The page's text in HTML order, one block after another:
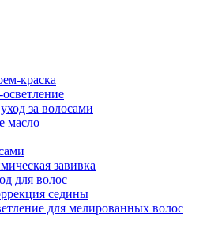
краска
за волосами
масло
завивка
для волос
седины
для мелированных волос